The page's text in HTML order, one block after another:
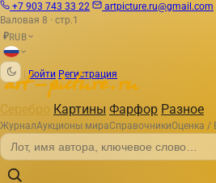
+7 903 743 33 22 artpicture.ru@gmail.com
Валовая 8 · стр.1
₽RUB
Войти Регистрация
Серебро Картины Фарфор Разное
ЖурналАукционы мираСправочникиОценка /